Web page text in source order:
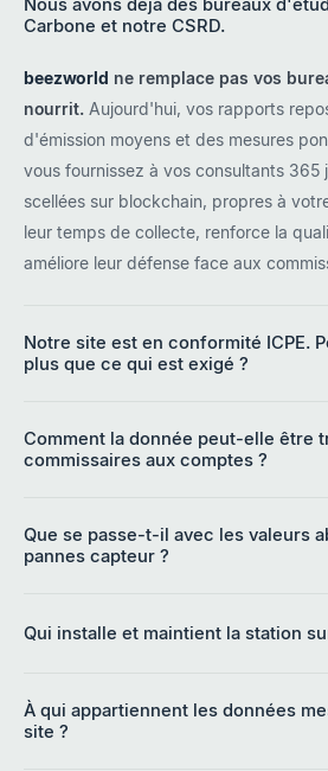
Nous avons déjà des bureaux
Carbone et notre CSRD.
beezworld ne remplace pas vos
nourrit. Aujourd'hui, vos rapports
d'émission moyens et des mesures
vous fournissez à vos consultants 365
scellées sur blockchain, propres à
leur temps de collecte, renforce la
améliore leur défense face aux
Notre site est en conformité ICPE.
plus que ce qui est exigé ?
Comment la donnée peut-elle être
commissaires aux comptes ?
Que se passe-t-il avec les valeurs
pannes capteur ?
Qui installe et maintient la station
À qui appartiennent les données
site ?